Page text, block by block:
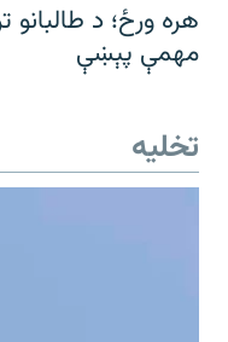
هره ورځ؛ د طالبانو
مهمې پېښې
تخلیه